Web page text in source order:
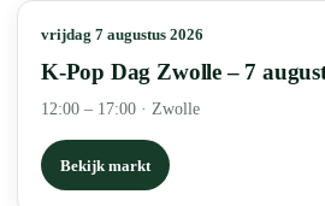
vrijdag 7 augustus 2026
K-Pop Dag Zwolle – 7
12:00 – 17:00 · Zwolle
Bekijk markt